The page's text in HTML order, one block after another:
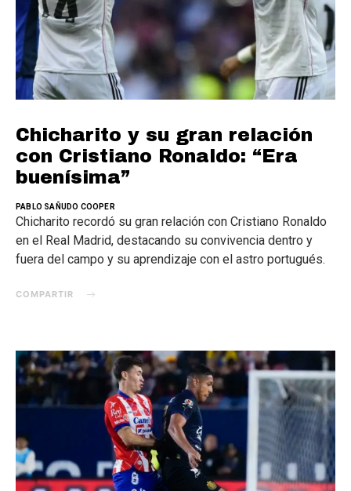
Chicharito y su gran relación
con Cristiano Ronaldo: “Era
buenísima”
PABLO SAÑUDO COOPER
Chicharito recordó su gran relación con Cristiano Ronaldo
en el Real Madrid, destacando su convivencia dentro y
fuera del campo y su aprendizaje con el astro portugués.
COMPARTIR